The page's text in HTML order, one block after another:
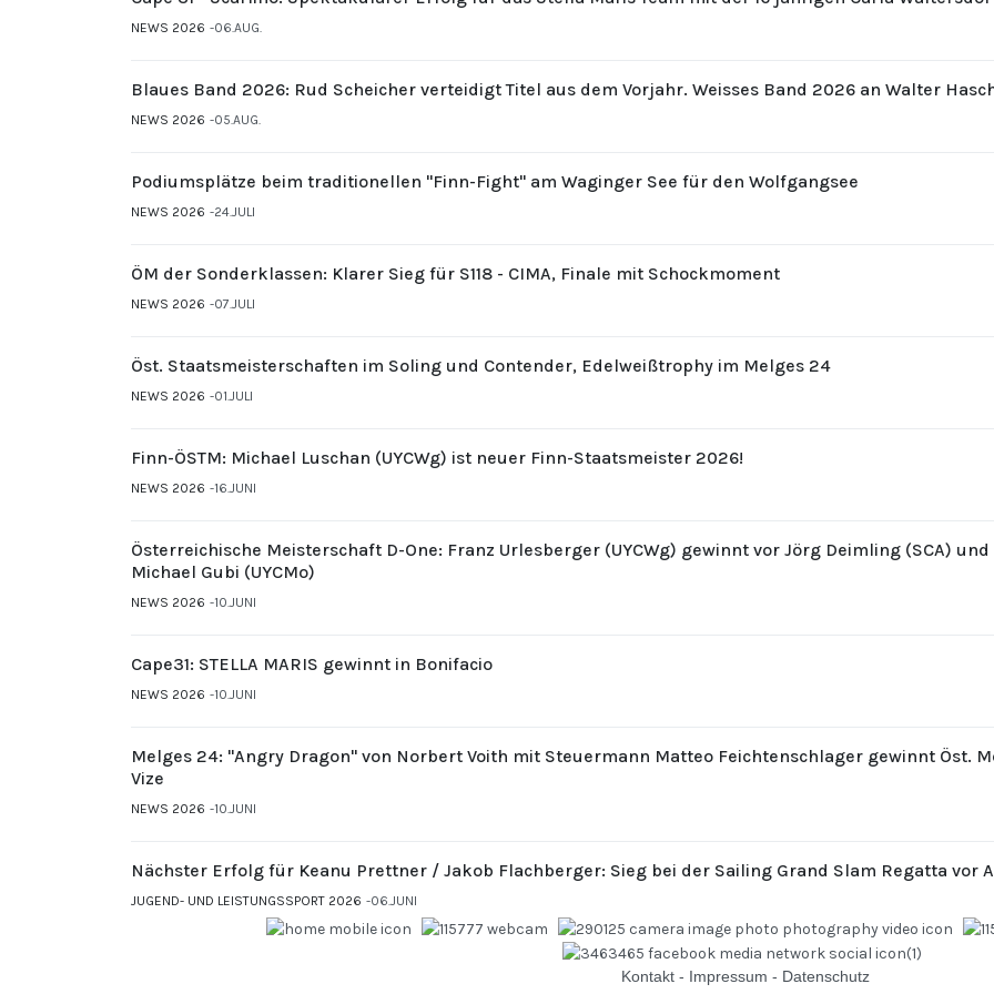
NEWS 2026 06.AUG.
Blaues Band 2026: Rud Scheicher verteidigt Titel aus dem Vorjahr. Weisses Band 2026 an Walter
NEWS 2026 05.AUG.
Podiumsplätze beim traditionellen "Finn-Fight" am Waginger See für den Wolfgangsee
NEWS 2026 24.JULI
ÖM der Sonderklassen: Klarer Sieg für S118 - CIMA, Finale mit Schockmoment
NEWS 2026 07.JULI
Öst. Staatsmeisterschaften im Soling und Contender, Edelweißtrophy im Melges 24
NEWS 2026 01.JULI
Finn-ÖSTM: Michael Luschan (UYCWg) ist neuer Finn-Staatsmeister 2026!
NEWS 2026 16.JUNI
Österreichische Meisterschaft D-One: Franz Urlesberger (UYCWg) gewinnt vor Jörg Deimling (SCA)
Michael Gubi (UYCMo)
NEWS 2026 10.JUNI
Cape31: STELLA MARIS gewinnt in Bonifacio
NEWS 2026 10.JUNI
Melges 24: "Angry Dragon" von Norbert Voith mit Steuermann Matteo Feichtenschlager gewinnt Öst.
Vize
NEWS 2026 10.JUNI
Nächster Erfolg für Keanu Prettner / Jakob Flachberger: Sieg bei der Sailing Grand Slam Regatta vor
JUGEND- UND LEISTUNGSSPORT 2026 06.JUNI
Kontakt - Impressum - Datenschutz